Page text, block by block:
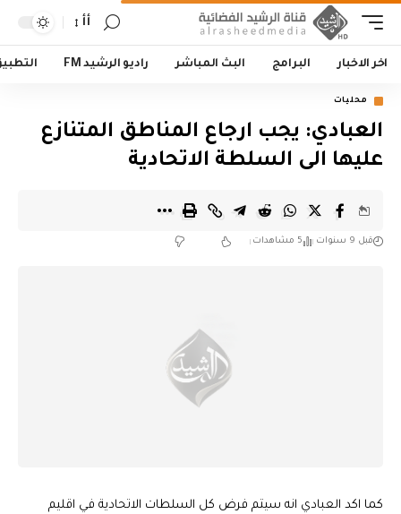
أأ
اخر الاخبار البرامج البث المباشر راديو الرشيد FM
محليات
العبادي: يجب ارجاع المناطق المتنازع
عليها الى السلطة الاتحادية
قبل 9 سنوات 5 مشاهدات
كما اكد العبادي انه سيتم فرض كل السلطات الاتحادية في اقليم